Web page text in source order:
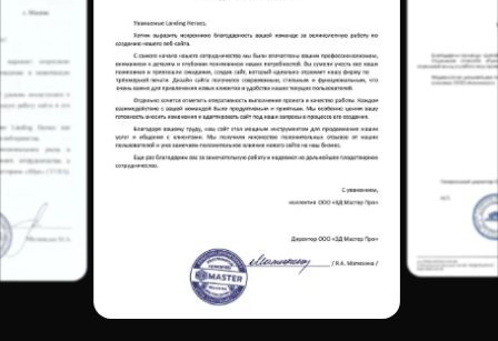
6
Готовый сайт БЕЗ привязки к
разработчику
Собираем сайты только на проверенных
рынком системах управления сайтом:
«Тильда» (Tilda), «Вордпресс» (WordPress),
«1С-Битрикс». Никаких специально
разработанных панелей управления, в
которых никто кроме разработчика не
разберется. Редактировать контент
можно самостоятельно